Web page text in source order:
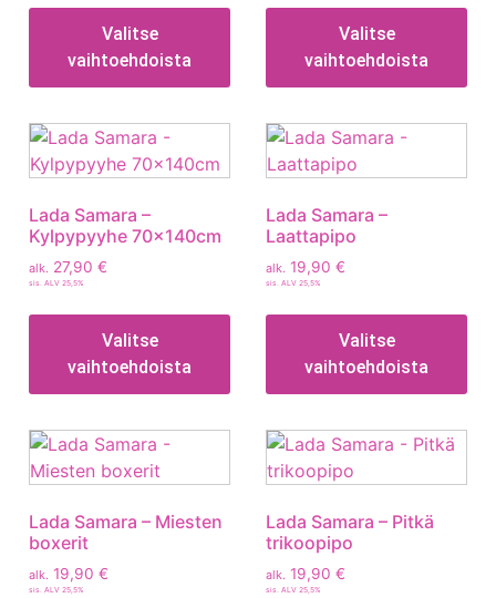
Valitse
vaihtoehdoista
Valitse
vaihtoehdoista
Lada Samara –
Kylpypyyhe 70x140cm
alk. 27,90 €
sis. ALV 25,5%
Valitse
vaihtoehdoista
Lada Samara –
Laattapipo
alk. 19,90 €
sis. ALV 25,5%
Valitse
vaihtoehdoista
Lada Samara – Miesten
boxerit
alk. 19,90 €
sis. ALV 25,5%
Lada Samara – Pitkä
trikoopipo
alk. 19,90 €
sis. ALV 25,5%